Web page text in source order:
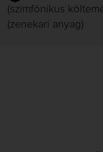
(szimfónikus
(zenekari anyag)